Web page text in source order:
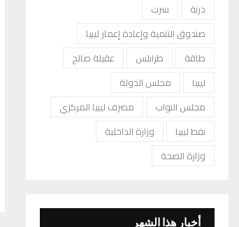
درنة
سرت
صندوق التنمية وإعادة إعمار ليبيا
طاقة
طرابلس
عقيلة صالح
ليبيا
مجلس الدولة
مجلس النواب
مصرف ليبيا المركزي
نفط ليبيا
وزارة الداخلية
وزارة الصحة
أخبار هذا الشهر